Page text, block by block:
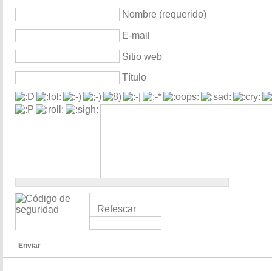
Nombre (requerido)
E-mail
Sitio web
Título
Refescar
Enviar